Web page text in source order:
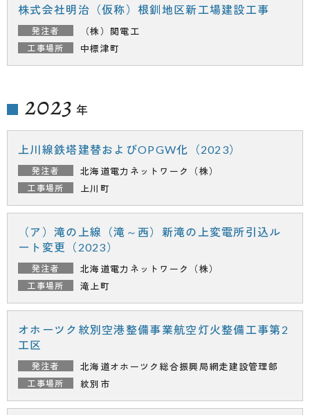
（株）関電工
株式会社明治（仮称）根釧地区新工場建設工事
中標津町
2023 年
北海道電力ネットワーク（株）
上川線鉄塔建替およびOPGW化（2023）
上川町
北海道電力ネットワーク（株）
（ア）滝の上線（滝～西）新滝の上変電所引込ル
ート変更（2023）
滝上町
北海道オホーツク総合振興局網走建設管理部
オホーツク紋別空港整備事業航空灯火整備工事第2
工区
紋別市